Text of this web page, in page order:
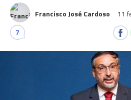
Francisco José Cardoso 11
7